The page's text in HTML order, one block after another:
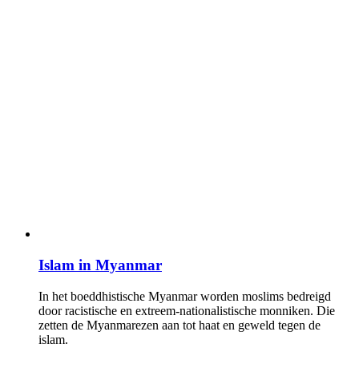
Islam in Myanmar
In het boeddhistische Myanmar worden moslims bedreigd
door racistische en extreem-nationalistische monniken. Die
zetten de Myanmarezen aan tot haat en geweld tegen de
islam.